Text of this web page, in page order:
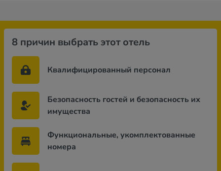
8 причин выбрать этот отель
Квалифицированный персонал
Безопасность гостей и безопасность их
имущества
Функциональные, укомплектованные
номера